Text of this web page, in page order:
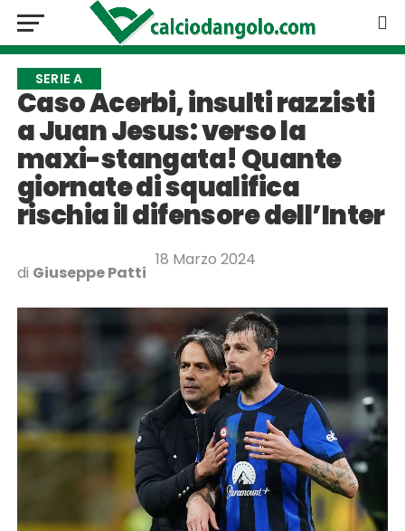
SERIE A
Caso Acerbi, insulti razzisti
a Juan Jesus: verso la
maxi-stangata! Quante
giornate di squalifica
rischia il difensore dell’Inter
di Giuseppe Patti
18 Marzo 2024